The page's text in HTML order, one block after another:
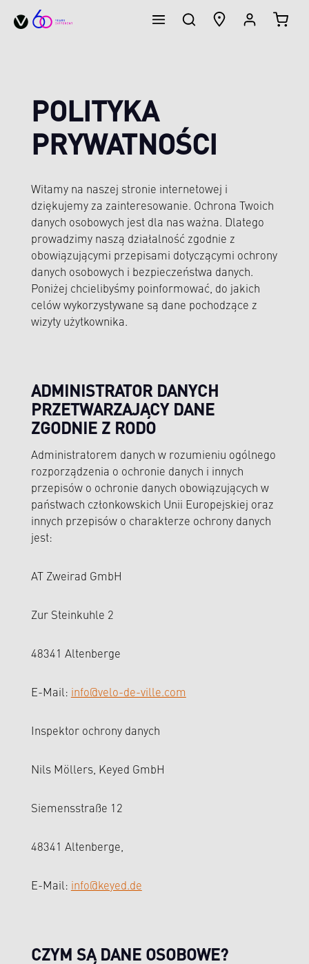
zawartości
POLITYKA
PRYWATNOŚCI
Witamy na naszej stronie internetowej i
dziękujemy za zainteresowanie. Ochrona Twoich
danych osobowych jest dla nas ważna. Dlatego
prowadzimy naszą działalność zgodnie z
obowiązującymi przepisami dotyczącymi ochrony
danych osobowych i bezpieczeństwa danych.
Poniżej chcielibyśmy poinformować, do jakich
celów wykorzystywane są dane pochodzące z
wizyty użytkownika.
ADMINISTRATOR DANYCH
PRZETWARZAJĄCY DANE
ZGODNIE Z RODO
Administratorem danych w rozumieniu ogólnego
rozporządzenia o ochronie danych i innych
przepisów o ochronie danych obowiązujących w
państwach członkowskich Unii Europejskiej oraz
innych przepisów o charakterze ochrony danych
jest:
AT Zweirad GmbH
Zur Steinkuhle 2
48341 Altenberge
E-Mail: info@velo-de-ville.com
Inspektor ochrony danych
Nils Möllers, Keyed GmbH
Siemensstraße 12
48341 Altenberge,
E-Mail: info@keyed.de
CZYM SĄ DANE OSOBOWE?